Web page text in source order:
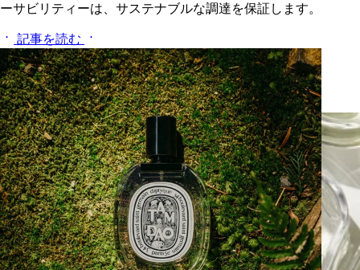
ーサビリティーは、サステナブルな調達を保証します。
記事を読む